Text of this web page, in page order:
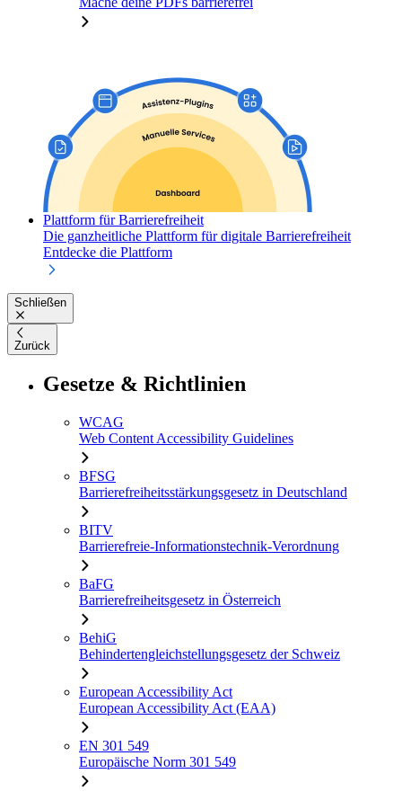
Plattform für Barrierefreiheit
Die ganzheitliche Plattform für digitale Barrierefreiheit
Entdecke die Plattform
Schließen
Zurück
Gesetze & Richtlinien
WCAG
Web Content Accessibility Guidelines
BFSG
Barrierefreiheitsstärkungsgesetz in Deutschland
BITV
Barrierefreie-Informationstechnik-Verordnung
BaFG
Barrierefreiheitsgesetz in Österreich
BehiG
Behindertengleichstellungsgesetz der Schweiz
European Accessibility Act
European Accessibility Act (EAA)
EN 301 549
Europäische Norm 301 549